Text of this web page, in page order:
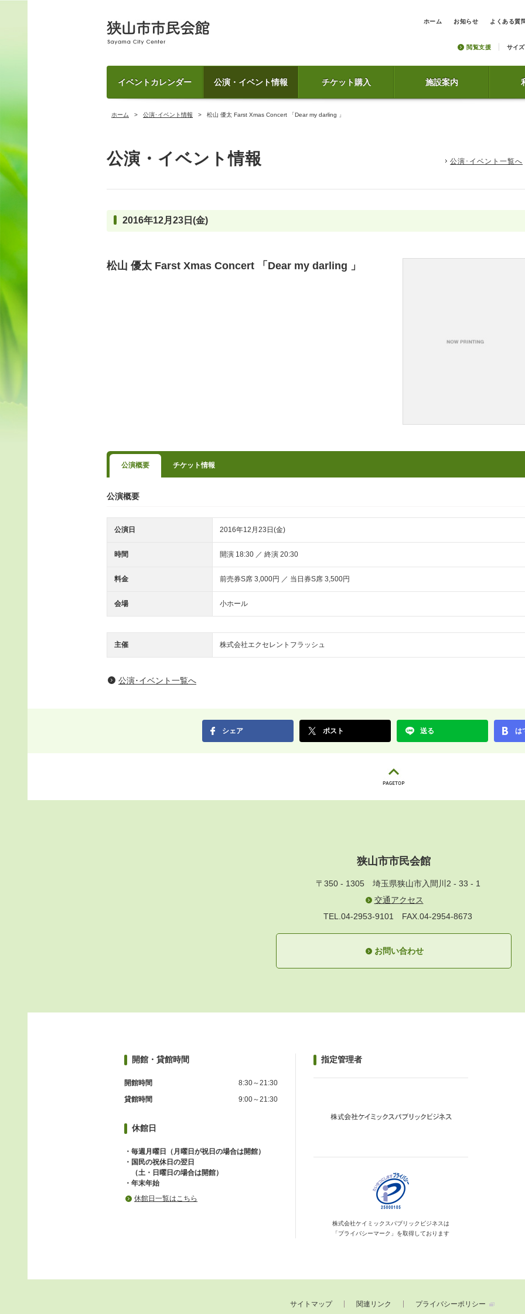
ホーム お知らせ よくある質
閲覧支援 サイズ
イベントカレンダー 公演・イベント情報 チケット購入 施設案内
ホーム 公演･イベント情報 松山 優太 Farst Xmas Concert 「Dear my darling 」
公演・イベント情報 公演･イベント一覧へ
2016年12月23日(金)
松山 優太 Farst Xmas Concert 「Dear my darling 」
公演概要 チケット情報
公演概要
公演日 2016年12月23日(金)
時間 開演 18:30 ／ 終演 20:30
料金 前売券S席 3,000円 ／ 当日券S席 3,500円
会場 小ホール
主催 株式会社エクセレントフラッシュ
公演･イベント一覧へ
シェア ポスト 送る は
狭山市市民会館
〒350 - 1305 埼玉県狭山市入間川2 - 33 - 1
交通アクセス
TEL.04-2953-9101 FAX.04-2954-8673
お問い合わせ
開館・貸館時間
開館時間
8:30～21:30
貸館時間
9:00～21:30
休館日
・毎週月曜日（月曜日が祝日の場合は開館）
・国民の祝休日の翌日
（土・日曜日の場合は開館）
・年末年始
休館日一覧はこちら
指定管理者
株式会社ケイミックスパブリックビジネスは
「プライバシーマーク」を取得しております
サイトマップ 関連リンク プライバシーポリシー